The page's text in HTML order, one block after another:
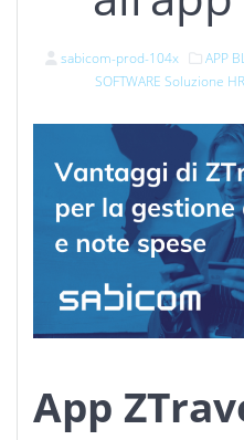
sabicom-prod-104x APP
SOFTWARE Soluzione HR
App